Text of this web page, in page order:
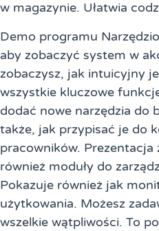
w magazynie. Ułatwia
Demo programu
aby zobaczyć system w
zobaczysz, jak intuicyjny
wszystkie kluczowe
dodać nowe narzędzia do
także, jak przypisać je do
pracowników.
również moduły do
Pokazuje również jak
użytkowania. Możesz
wszelkie wątpliwości. To